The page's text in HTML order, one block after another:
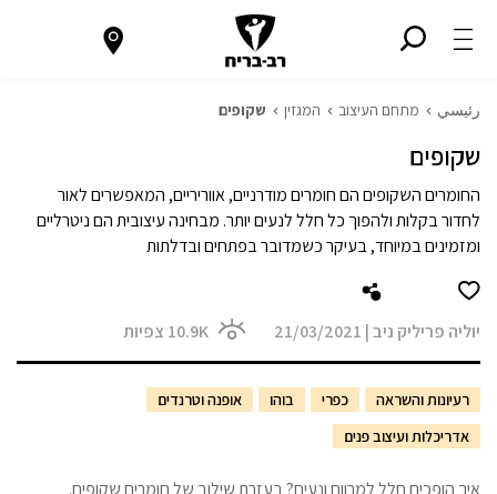
رئيسي מתחם העיצוב המגזין שקופים
שקופים
החומרים השקופים הם חומרים מודרניים, אווריריים, המאפשרים לאור
לחדור בקלות ולהפוך כל חלל לנעים יותר. מבחינה עיצובית הם ניטרליים
ומזמינים במיוחד, בעיקר כשמדובר בפתחים ובדלתות
יוליה פריליק ניב|
21/03/2021
10.9K צפיות
רעיונות והשראה כפרי בוהו
אופנה וטרנדים
אדריכלות ועיצוב פנים
איך הופכים חלל למרווח ונעים? בעזרת שילוב של חומרים שקופים.